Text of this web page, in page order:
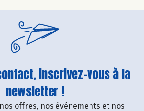
inscrivez-vous à la
newsletter !
offres, nos événements et nos